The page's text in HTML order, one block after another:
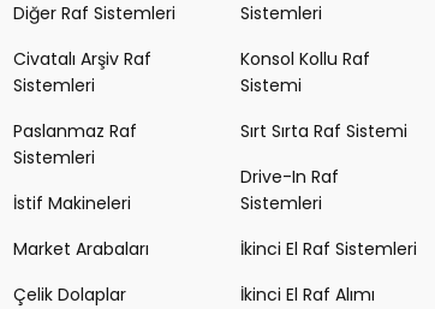
Diğer Raf Sistemleri
Civatalı Arşiv Raf
Sistemleri
Paslanmaz Raf
Sistemleri
İstif Makineleri
Market Arabaları
Çelik Dolaplar
Sistemleri
Konsol Kollu Raf
Sistemi
Sırt Sırta Raf Sistemi
Drive-In Raf
Sistemleri
İkinci El Raf Sistemleri
İkinci El Raf Alımı